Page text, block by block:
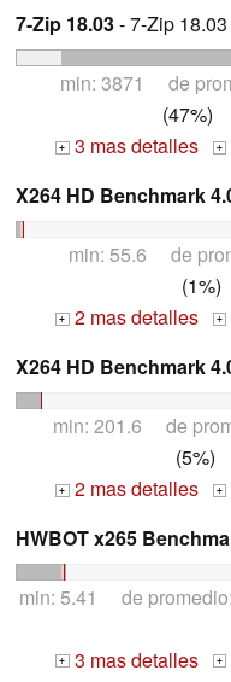
7-Zip 18.03- 7-Zip
min: 3871 de
(47%)
+ 3 mas detalles +
X264 HD Benchmark
min: 55.6 de
(1%)
+ 2 mas detalles +
X264 HD Benchmark
min: 201.6 de
(5%)
+ 2 mas detalles +
HWBOT x265
min: 5.41 de
+ 3 mas detalles +